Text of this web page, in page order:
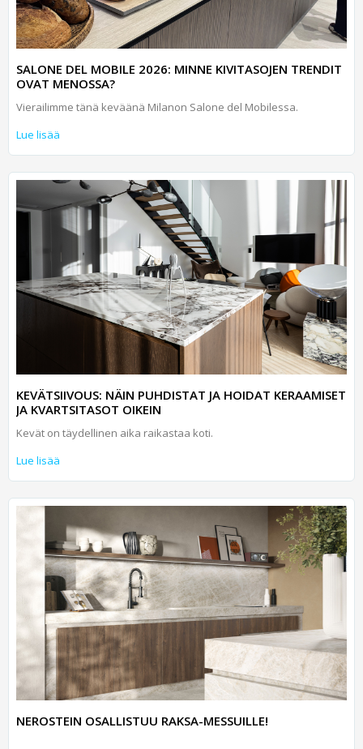
SALONE DEL MOBILE 2026: MINNE KIVITASOJEN TRENDIT
OVAT MENOSSA?
Vierailimme tänä keväänä Milanon Salone del Mobilessa.
Lue lisää
KEVÄTSIIVOUS: NÄIN PUHDISTAT JA HOIDAT KERAAMISET
JA KVARTSITASOT OIKEIN
Kevät on täydellinen aika raikastaa koti.
Lue lisää
NEROSTEIN OSALLISTUU RAKSA-MESSUILLE!